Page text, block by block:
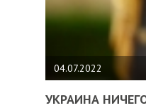
04.07.2022
УКРАИНА